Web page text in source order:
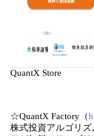
QuantX Store
☆QuantX Factory（
株式投資アルゴリ